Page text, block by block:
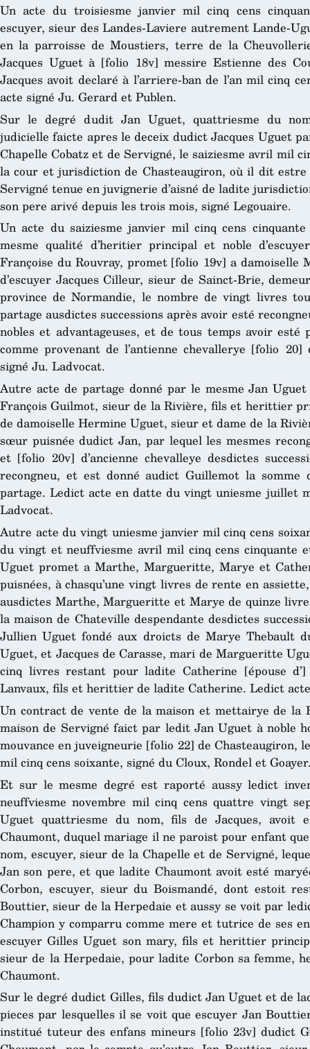
Un acte du troisiesme janvier mil cinq cens
escuyer, sieur des Landes-Laviere autrement Lande-
en la parroisse de Moustiers, terre de la
Jacques Uguet à [folio 18v] messire Estienne des
Jacques avoit declaré à l’arriere-ban de l’an mil cinq
acte signé Ju. Gerard et Publen.
Sur le degré dudit Jan Uguet, quattriesme du
judicielle faicte apres le deceix dudict Jacques Uguet
Chapelle Cobatz et de Servigné, le saiziesme avril mil
la cour et jurisdiction de Chasteaugiron, où il dit
Servigné tenue en juvignerie d’aisné de ladite
son pere arivé depuis les trois mois, signé Legouaire.
Un acte du saiziesme janvier mil cinq cens
mesme qualité d’heritier principal et noble
Françoise du Rouvray, promet [folio 19v] a damoiselle
d’escuyer Jacques Cilleur, sieur de Sainct-Brie,
province de Normandie, le nombre de vingt livres
partage ausdictes successions après avoir esté
nobles et advantageuses, et de tous temps avoir esté
comme provenant de l’antienne chevallerye [folio
signé Ju. Ladvocat.
Autre acte de partage donné par le mesme Jan Uguet
François Guilmot, sieur de la Rivière, fils et herittier
de damoiselle Hermine Uguet, sieur et dame de la
sœur puisnée dudict Jan, par lequel les mesmes
et [folio 20v] d’ancienne chevalleye desdictes
recongneu, et est donné audict Guillemot la
partage. Ledict acte en datte du vingt uniesme juillet
Ladvocat.
Autre acte du vingt uniesme janvier mil cinq cens
du vingt et neuffviesme avril mil cinq cens cinquante
Uguet promet a Marthe, Margueritte, Marye et
puisnées, à chasqu’une vingt livres de rente en
ausdictes Marthe, Margueritte et Marye de quinze
la maison de Chateville despendante desdictes
Jullien Uguet fondé aux droicts de Marye Thebault
Uguet, et Jacques de Carasse, mari de Margueritte
cinq livres restant pour ladite Catherine [épouse
Lanvaux, fils et herittier de ladite Catherine. Ledict
Un contract de vente de la maison et mettairye de la
maison de Servigné faict par ledit Jan Uguet à noble
mouvance en juveigneurie [folio 22] de Chasteaugiron,
mil cinq cens soixante, signé du Cloux, Rondel et
Et sur le mesme degré est raporté aussy ledict
neuffviesme novembre mil cinq cens quattre vingt
Uguet quattriesme du nom, fils de Jacques, avoit
Chaumont, duquel mariage il ne paroist pour enfant
nom, escuyer, sieur de la Chapelle et de Servigné,
Jan son pere, et que ladite Chaumont avoit esté
Corbon, escuyer, sieur du Boismandé, dont estoit
Bouttier, sieur de la Herpedaie et aussy se voit par
Champion y comparru comme mere et tutrice de ses
escuyer Gilles Uguet son mary, fils et herittier
sieur de la Herpedaie, pour ladite Corbon sa femme,
Chaumont.
Sur le degré dudict Gilles, fils dudict Jan Uguet et de
pieces par lesquelles il se voit que escuyer Jan
institué tuteur des enfans mineurs [folio 23v] dudict